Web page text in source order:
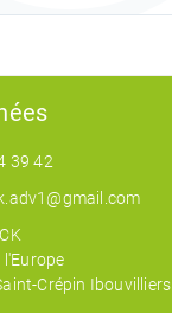
39 42
l'Europe
Crépin Ibouvilliers